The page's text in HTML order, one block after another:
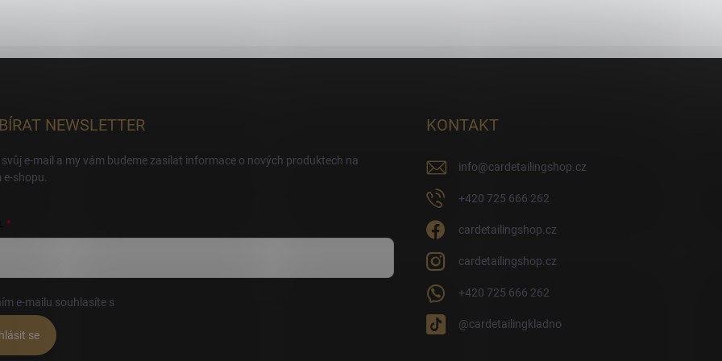
NEWSLETTER
e-mail a my vám budeme zasílat informace o nových produktech na
e-shopu.
e-mailu souhlasíte s
se
KONTAKT
info@cardetailingshop.cz
+420 725 666 262
cardetailingshop.cz
cardetailingshop.cz
+420 725 666 262
@cardetailingkladno